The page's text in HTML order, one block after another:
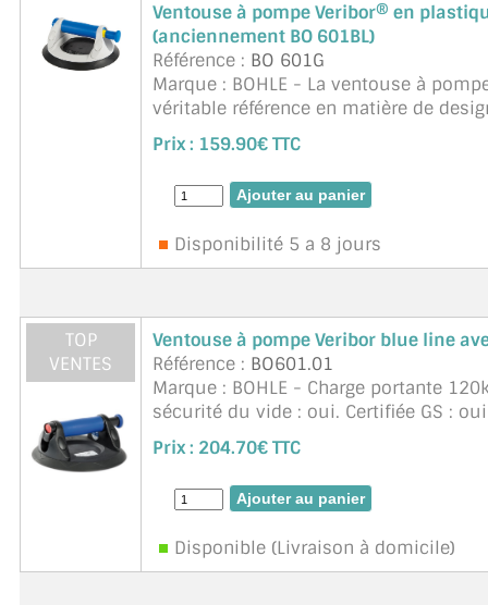
Ventouse à pompe Veribor® en
(anciennement BO 601BL)
Référence : BO 601G
Marque : BOHLE - La ventouse à
véritable référence en matière de
que de confort. Elle est équip&eacu ...
Prix : 159.90€ TTC
Disponibilité 5 a 8 jours
TOP
VENTES
Ventouse à pompe Veribor blue line
Référence : BO601.01
Marque : BOHLE - Charge portante
sécurité du vide : oui. Certifiée GS : oui
Prix : 204.70€ TTC
Disponible (Livraison à domicile)